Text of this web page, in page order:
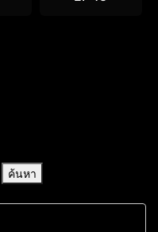
ค้นหา